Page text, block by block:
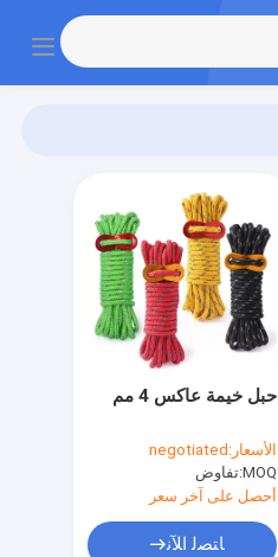
حبل خيمة عاكس 4 مم
الأسعار: negotiated
MOQ: تفاوض
أحصل على آخر سعر
ﺎﺘﺼﻟ ﺍﻶﻧ